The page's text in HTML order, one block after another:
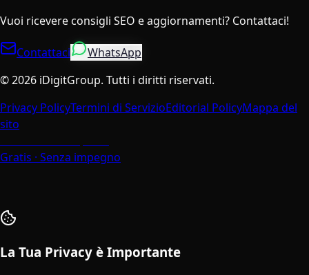
Vuoi ricevere consigli SEO e aggiornamenti? Contattaci!
Contattaci
WhatsApp
©2026 iDigitGroup. Tutti i diritti riservati.
Privacy PolicyTermini di ServizioEditorial PolicyMappa del
sito
Gratis · Senza impegno
La Tua Privacy è Importante